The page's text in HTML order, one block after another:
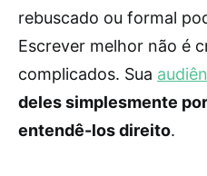
rebuscado ou formal
Escrever melhor não é
complicados. Sua
deles simplesmente
entendê-los direito.